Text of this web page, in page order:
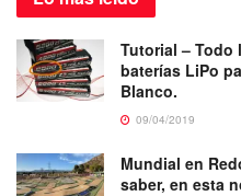
Tutorial – Todo
baterías LiPo
Blanco.
09/04/2019
Mundial en
saber, en esta